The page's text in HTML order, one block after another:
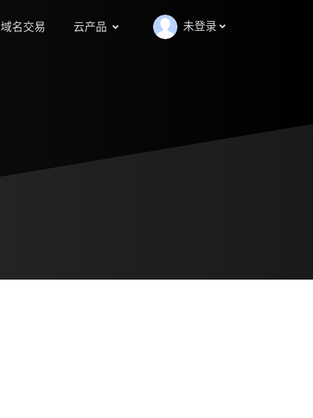
域名交易 云产品 未登录